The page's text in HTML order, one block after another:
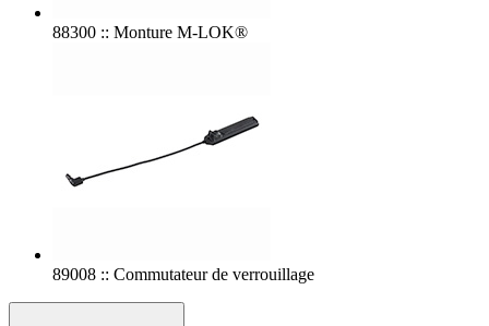
88300 :: Monture M-LOK®
89008 :: Commutateur de verrouillage